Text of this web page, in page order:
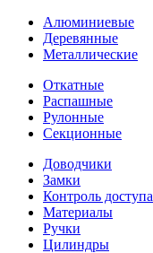
Алюминиевые
Деревянные
Металлические
Откатные
Распашные
Рулонные
Секционные
Доводчики
Замки
Контроль доступа
Материалы
Ручки
Цилиндры